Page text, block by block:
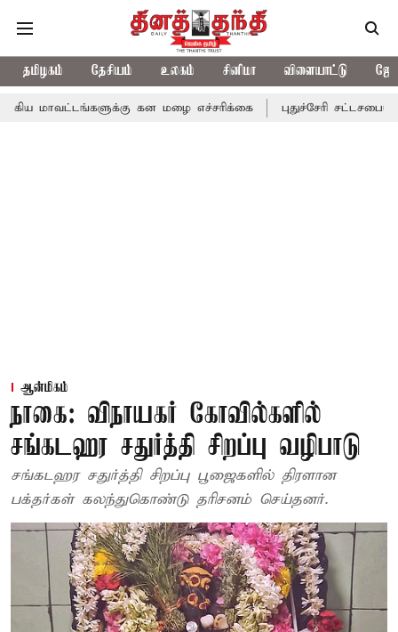
தமிழகம் தேசியம் உலகம் சினிமா விளையாட்டு
கன மழை எச்சரிக்கை புதுச்சேரி சட்டசபையில் வரும்
ஆன்மிகம்
நாகை: விநாயகர் கோவில்களில்
சங்கடஹர சதுர்த்தி சிறப்பு வழிபாடு
சங்கடஹர சதுர்த்தி சிறப்பு பூஜைகளில் திரளான
பக்தர்கள் கலந்துகொண்டு தரிசனம் செய்தனர்.